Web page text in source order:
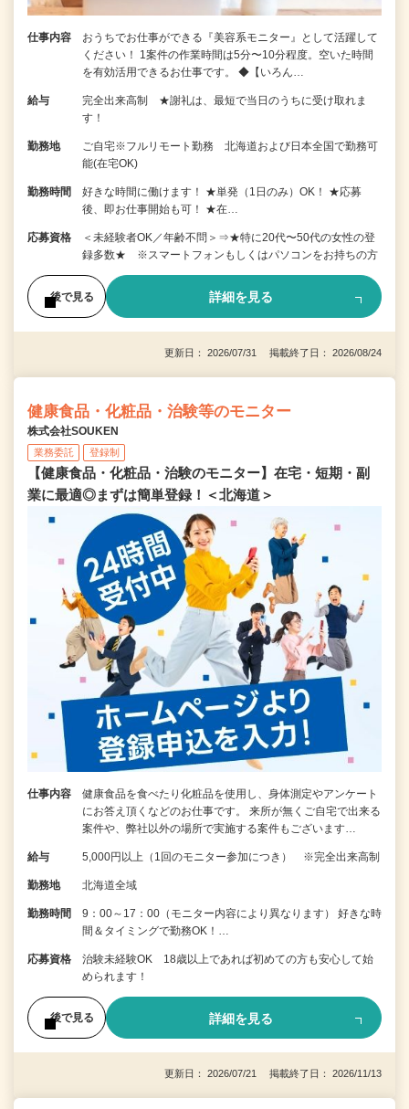
仕事内容
おうちでお仕事ができる『美容系モニター』として活躍して
ください！ 1案件の作業時間は5分〜10分程度。空いた時間
を有効活用できるお仕事です。 ◆【いろん…
給与
完全出来高制 ★謝礼は、最短で当日のうちに受け取れま
す！
勤務地
ご自宅※フルリモート勤務 北海道および日本全国で勤務可
能(在宅OK)
勤務時間
好きな時間に働けます！ ★単発（1日のみ）OK！ ★応募
後、即お仕事開始も可！ ★在…
応募資格
＜未経験者OK／年齢不問＞⇒★特に20代〜50代の女性の登
録多数★ ※スマートフォンもしくはパソコンをお持ちの方
後で見る 詳細を見る
更新日： 2026/07/31 掲載終了日： 2026/08/24
健康食品・化粧品・治験等のモニター
株式会社SOUKEN
業務委託 登録制
【健康食品・化粧品・治験のモニター】在宅・短期・副
業に最適◎まずは簡単登録！＜北海道＞
仕事内容
健康食品を食べたり化粧品を使用し、身体測定やアンケート
にお答え頂くなどのお仕事です。 来所が無くご自宅で出来る
案件や、弊社以外の場所で実施する案件もございます…
給与 5,000円以上（1回のモニター参加につき） ※完全出来高制
勤務地 北海道全域
勤務時間
9：00～17：00（モニター内容により異なります） 好きな時
間＆タイミングで勤務OK！…
応募資格
治験未経験OK 18歳以上であれば初めての方も安心して始
められます！
後で見る 詳細を見る
更新日： 2026/07/21 掲載終了日： 2026/11/13